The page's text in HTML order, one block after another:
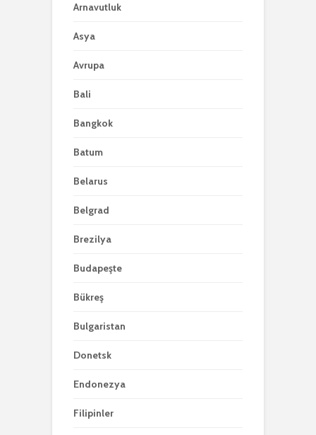
Arnavutluk
Asya
Avrupa
Bali
Bangkok
Batum
Belarus
Belgrad
Brezilya
Budapeşte
Bükreş
Bulgaristan
Donetsk
Endonezya
Filipinler